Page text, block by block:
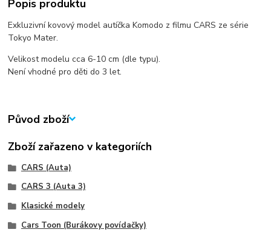
Popis produktu
Exkluzivní kovový model autíčka Komodo z filmu CARS ze série
Tokyo Mater.
Velikost modelu cca 6-10 cm (dle typu).
Není vhodné pro děti do 3 let.
Původ zboží
Zboží zařazeno v kategoriích
CARS (Auta)
CARS 3 (Auta 3)
Klasické modely
Cars Toon (Burákovy povídačky)